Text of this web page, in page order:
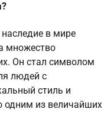
в мире
множество
Он стал символом
людей с
стиль и
одним из величайших